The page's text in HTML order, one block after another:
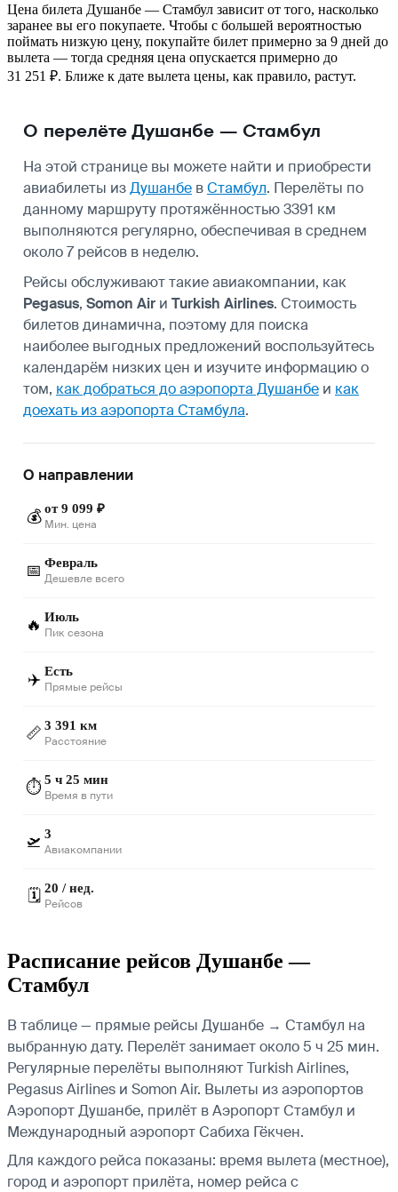
Цена билета Душанбе — Стамбул зависит от того, насколько
заранее вы его покупаете. Чтобы с большей вероятностью
поймать низкую цену, покупайте билет примерно за 9 дней до
вылета — тогда средняя цена опускается примерно до
31 251 ₽. Ближе к дате вылета цены, как правило, растут.
О перелёте Душанбе — Стамбул
На этой странице вы можете найти и приобрести
авиабилеты изДушанбе вСтамбул. Перелёты по
данному маршруту протяжённостью 3391 км
выполняются регулярно, обеспечивая в среднем
около 7 рейсов в неделю.
Рейсы обслуживают такие авиакомпании, как
Pegasus, Somon Air и Turkish Airlines. Стоимость
билетов динамична, поэтому для поиска
наиболее выгодных предложений воспользуйтесь
календарём низких цен и изучите информацию о
том, как добраться до аэропорта Душанбе и как
доехать из аэропорта Стамбула.
О направлении
💰 от 9 099 ₽
Мин. цена
📅 Февраль
Дешевле всего
🔥 Июль
Пик сезона
✈️ Есть
Прямые рейсы
📏 3 391 км
Расстояние
⏱️5 ч 25 мин
Время в пути
🛫 3
Авиакомпании
🗓️ 20 / нед.
Рейсов
Расписание рейсов Душанбе —
Стамбул
В таблице — прямые рейсы Душанбе → Стамбул на
выбранную дату. Перелёт занимает около 5 ч 25 мин.
Регулярные перелёты выполняют Turkish Airlines,
Pegasus Airlines и Somon Air. Вылеты из аэропортов
Аэропорт Душанбе, прилёт в Аэропорт Стамбул и
Международный аэропорт Сабиха Гёкчен.
Для каждого рейса показаны: время вылета (местное),
город и аэропорт прилёта, номер рейса с